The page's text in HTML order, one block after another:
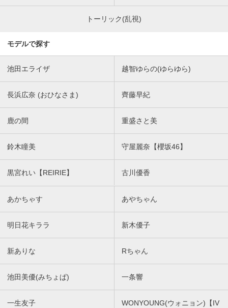
トーリック(乱視)
モデルで探す
池田エライザ 越智ゆらの(ゆらゆら)
長浜広奈 (おひなさま) 齊藤早紀
鹿の間 重盛さと美
鈴木瞳美 守屋麗奈【櫻坂46】
黒宮れい【REIRIE】 古川優香
あかちゃす あやちゃん
明日花キララ 新木優子
新ありな Rちゃん
池田美優(みちょぱ) 一条響
一生友子
WONYOUNG(ウォニョン)【IV